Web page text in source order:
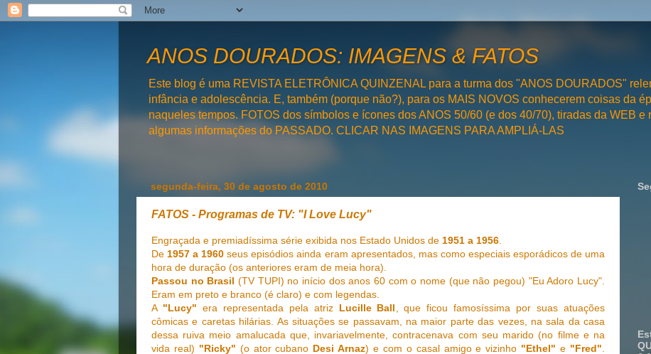
ANOS DOURADOS: IMAGENS & FATOS
Este blog é uma REVISTA ELETRÔNICA QUINZENAL para a turma dos "ANOS DOURADOS"
infância e adolescência. E, também (porque não?), para os MAIS NOVOS conhecerem coisas da
naqueles tempos. FOTOS dos símbolos e ícones dos ANOS 50/60 (e dos 40/70), tiradas da WEB e
algumas informações do PASSADO. CLICAR NAS IMAGENS PARA AMPLIÁ-LAS
segunda-feira, 30 de agosto de 2010
FATOS - Programas de TV: "I Love Lucy"
Engraçada e premiadíssima série exibida nos Estado Unidos de 1951 a 1956.
De1957 a 1960 seus episódios ainda eram apresentados, mas como especiais esporádicos de uma
hora de duração (os anteriores eram de meia hora).
Passou no Brasil (TV TUPI) no início dos anos 60 com o nome (que não pegou) "Eu Adoro Lucy".
Eram em preto e branco (é claro) e com legendas.
A "Lucy" era representada pela atrizLucille Ball, que ficou famosíssima por suas atuações
cômicas e caretas hilárias. As situações se passavam, na maior parte das vezes, na sala da casa
dessa ruiva meio amalucada que, invariavelmente, contracenava com seu marido (no filme e na
vida real) "Ricky" (o ator cubano Desi Arnaz) e com o casal amigo e vizinho "Ethel" e "Fred".